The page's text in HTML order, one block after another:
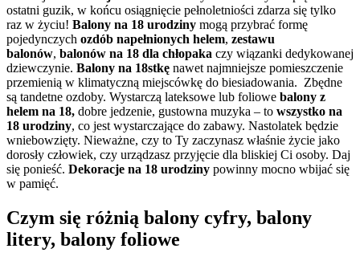
ostatni guzik, w końcu osiągnięcie pełnoletniości zdarza się tylko
raz w życiu! Balony na 18 urodziny mogą przybrać formę
pojedynczych ozdób napełnionych helem, zestawu
balonów, balonów na 18 dla chłopaka czy wiązanki dedykowanej
dziewczynie. Balony na 18stkę nawet najmniejsze pomieszczenie
przemienią w klimatyczną miejscówkę do biesiadowania. Zbędne
są tandetne ozdoby. Wystarczą lateksowe lub foliowe balony z
helem na 18, dobre jedzenie, gustowna muzyka – to wszystko na
18 urodziny, co jest wystarczające do zabawy. Nastolatek będzie
wniebowzięty. Nieważne, czy to Ty zaczynasz właśnie życie jako
dorosły człowiek, czy urządzasz przyjęcie dla bliskiej Ci osoby. Daj
się ponieść. Dekoracje na 18 urodziny powinny mocno wbijać się
w pamięć.
Czym się różnią balony cyfry, balony
litery, balony foliowe